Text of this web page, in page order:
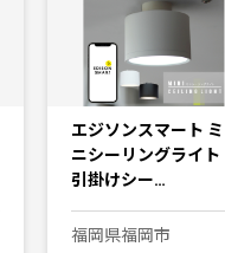
エジソンスマート ミ
ニシーリングライト
引掛けシー…
福岡県福岡市